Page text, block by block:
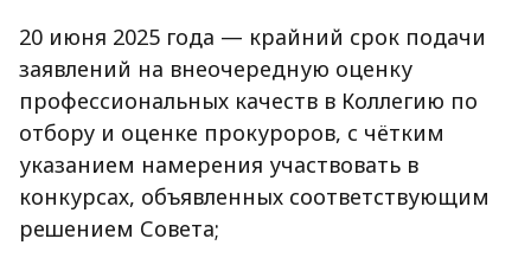
20 июня 2025 года — крайний срок подачи
заявлений на внеочередную оценку
профессиональных качеств в Коллегию по
отбору и оценке прокуроров, с чётким
указанием намерения участвовать в
конкурсах, объявленных соответствующим
решением Совета;